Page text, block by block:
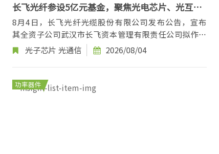
长飞光纤参设5亿元基金，聚焦光电芯片、光互联
等技术
8月4日，长飞光纤光缆股份有限公司发布公告，宣布
其全资子公司武汉市长飞资本管理有限责任公司拟作为
有限合伙人，参与设立长飞江城智能创业投资基金...
光子芯片 光通信 2026/08/04
功率器件